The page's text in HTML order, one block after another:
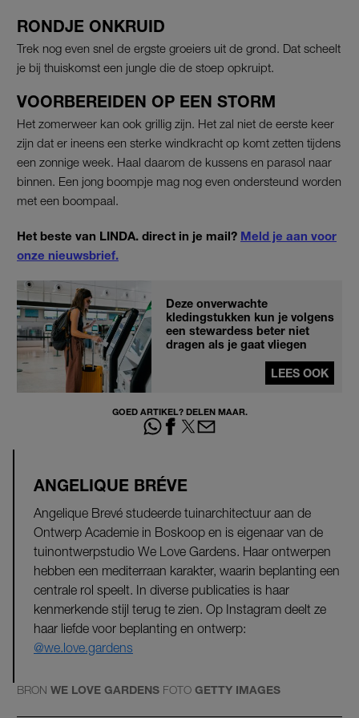
RONDJE ONKRUID
Trek nog even snel de ergste groeiers uit de grond. Dat scheelt
je bij thuiskomst een jungle die de stoep opkruipt.
VOORBEREIDEN OP EEN STORM
Het zomerweer kan ook grillig zijn. Het zal niet de eerste keer
zijn dat er ineens een sterke windkracht op komt zetten tijdens
een zonnige week. Haal daarom de kussens en parasol naar
binnen. Een jong boompje mag nog even ondersteund worden
met een boompaal.
Het beste van LINDA. direct in je mail? Meld je aan voor
onze nieuwsbrief.
Deze onverwachte
kledingstukken kun je volgens
een stewardess beter niet
dragen als je gaat vliegen
LEES OOK
GOED ARTIKEL? DELEN MAAR.
ANGELIQUE BRÉVE
Angelique Brevé studeerde tuinarchitectuur aan de
Ontwerp Academie in Boskoop en is eigenaar van de
tuinontwerpstudio We Love Gardens. Haar ontwerpen
hebben een mediterraan karakter, waarin beplanting een
centrale rol speelt. In diverse publicaties is haar
kenmerkende stijl terug te zien. Op Instagram deelt ze
haar liefde voor beplanting en ontwerp:
@we.love.gardens
BRON WE LOVE GARDENS FOTO GETTY IMAGES